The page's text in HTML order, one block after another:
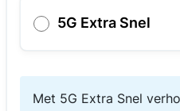
5G Extra Snel
Met 5G Extra Snel